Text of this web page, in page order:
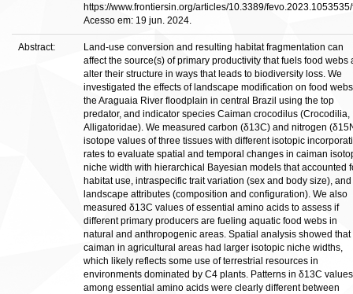
https://www.frontiersin.org/articles/10.3389/
Acesso em: 19 jun. 2024.
Abstract:
Land-use conversion and resulting habitat fragmentation can
affect the source(s) of primary productivity that fuels food webs
alter their structure in ways that leads to biodiversity loss. We
investigated the effects of landscape modification on food
the Araguaia River floodplain in central Brazil using the top
predator, and indicator species Caiman crocodilus (Crocodilia,
Alligatoridae). We measured carbon (δ13C) and nitrogen
isotope values of three tissues with different isotopic
rates to evaluate spatial and temporal changes in caiman
niche width with hierarchical Bayesian models that accounted
habitat use, intraspecific trait variation (sex and body size), and
landscape attributes (composition and configuration). We also
measured δ13C values of essential amino acids to assess if
different primary producers are fueling aquatic food webs in
natural and anthropogenic areas. Spatial analysis showed that
caiman in agricultural areas had larger isotopic niche widths,
which likely reflects some use of terrestrial resources in
environments dominated by C4 plants. Patterns in δ13C values
among essential amino acids were clearly different between